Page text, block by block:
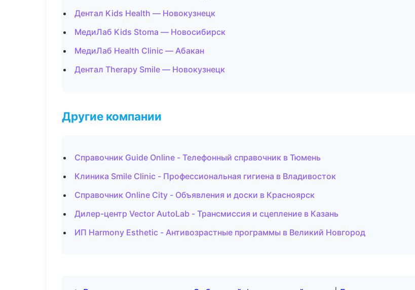
Дентал Kids Health — Новокузнецк
МедиЛаб Kids Stoma — Новосибирск
МедиЛаб Health Clinic — Абакан
Дентал Therapy Smile — Новокузнецк
Другие компании
Справочник Guide Online - Телефонный справочник в Тюмень
Клиника Smile Clinic - Профессиональная гигиена в Владивосток
Справочник Online City - Объявления и доски в Красноярск
Дилер-центр Vector AutoLab - Трансмиссия и сцепление в Казань
ИП Harmony Esthetic - Антивозрастные программы в Великий Новгород